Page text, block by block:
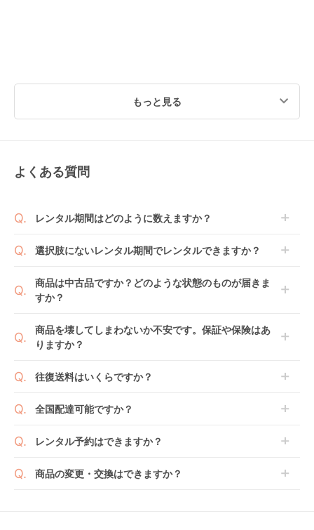
もっと見る
よくある質問
レンタル期間はどのように数えますか？
開始日1日目となります。
日までに配送業者（佐川急便）に商品の引渡しとなり
ます。
選択肢にないレンタル期間でレンタルできますか？
間の利用が可能です。
例えば4ヶ月の場合、3ヶ月レンタル＋1ヶ月延長とし
の上で、早期にご返却ください。
商品は中古品ですか？どのような状態のものが届きま
すか？
のもございます。
新品商品はメーカーから仕入れた状態のものをお送り
走行テストを行う場合がございます。
となる場合がございます。その際、メーカーの都合に
場合や、在庫切れによりご注文をキャンセルさせてい
い。
※万が一キャンセルとなった場合には、代金は全額ご
商品を壊してしまわないか不安です。保証や保険はあ
りますか？
おります。
ョンをご購入ください。
詳しくはこちらをご確認ください。
往復送料はいくらですか？
へ入れ、カートページから住所を入力すると送料が確
全国配達可能ですか？
※空港への配達はご対応できかねますのであらかじめ
レンタル予約はできますか？
可能ですので、商品のご注文時にご希望のお日にちに
商品の変更・交換はできますか？